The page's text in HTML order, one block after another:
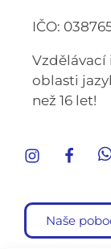
IČO:
Vzdělávací
oblasti
než 16 let!
Naše